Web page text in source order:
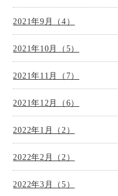
2021年9月（4）
2021年10月（5）
2021年11月（7）
2021年12月（6）
2022年1月（2）
2022年2月（2）
2022年3月（5）